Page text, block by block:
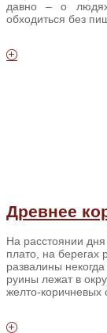
давно – о
обходиться без
Древнее
На расстоянии
плато, на берегах
развалины
руины лежат в
желто-коричневых